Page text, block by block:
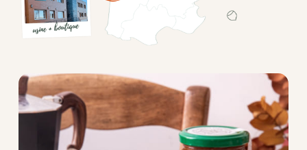
Fruits
secs
Mélanges
apéritifs
Tartinables
apéritifs